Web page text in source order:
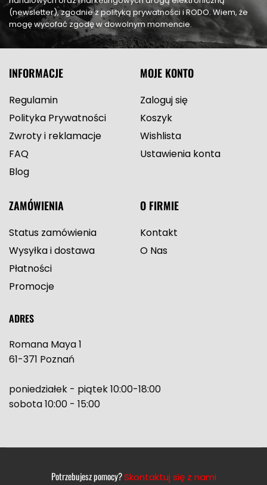
(newsletter), zgodnie z polityką prywatności i RODO. Wiem, że
mogę wycofać zgodę w dowolnym momencie.
INFORMACJE
Regulamin
Polityka Prywatności
Zwroty i reklamacje
FAQ
Blog
MOJE KONTO
Zaloguj się
Koszyk
Wishlista
Ustawienia konta
ZAMÓWIENIA
Status zamówienia
Wysyłka i dostawa
Płatności
Promocje
O FIRMIE
Kontakt
O Nas
ADRES
Romana Maya 1
61-371 Poznań
poniedziałek - piątek 10:00-18:00
sobota 10:00 - 15:00
Potrzebujesz pomocy?Skontaktuj się z nami